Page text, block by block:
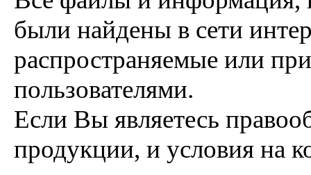
были найдены в сети
распространяемые или
пользователями.
Если Вы являетесь
продукции, и условия на